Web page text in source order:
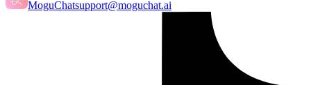
MoguChatsupport@moguchat.ai